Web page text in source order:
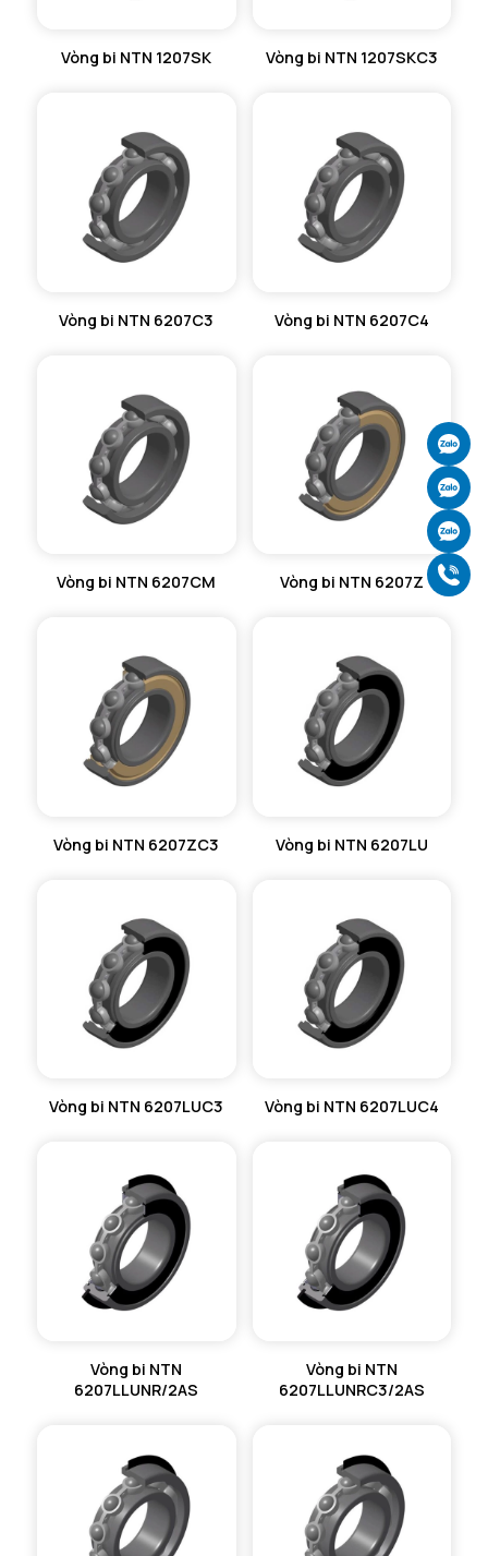
Vòng bi NTN 1207SK Vòng bi NTN 1207SKC3
Vòng bi NTN 6207C3 Vòng bi NTN 6207C4
Vòng bi NTN 6207CM Vòng bi NTN 6207Z
Vòng bi NTN 6207ZC3 Vòng bi NTN 6207LU
Vòng bi NTN 6207LUC3 Vòng bi NTN 6207LUC4
Vòng bi NTN
6207LLUNR/2AS
Vòng bi NTN
6207LLUNRC3/2AS